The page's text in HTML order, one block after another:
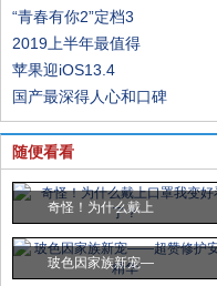
“青春有你2”定档3
2019上半年最值得
苹果迎iOS13.4
国产最深得人心和口碑
随便看看
奇怪！为什么戴上
玻色因家族新宠—